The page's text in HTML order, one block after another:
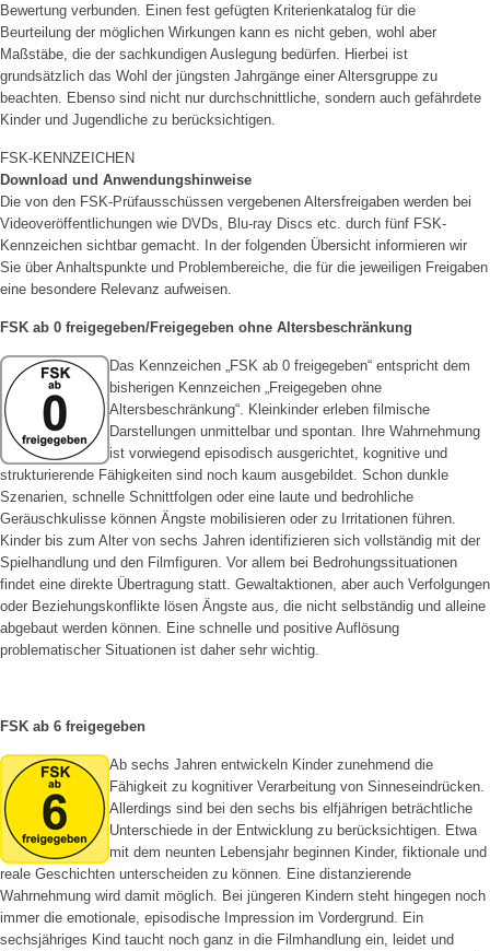
Bewertung verbunden. Einen fest gefügten Kriterienkatalog für die
Beurteilung der möglichen Wirkungen kann es nicht geben, wohl aber
Maßstäbe, die der sachkundigen Auslegung bedürfen. Hierbei ist
grundsätzlich das Wohl der jüngsten Jahrgänge einer Altersgruppe zu
beachten. Ebenso sind nicht nur durchschnittliche, sondern auch gefährdete
Kinder und Jugendliche zu berücksichtigen.
FSK-KENNZEICHEN
Download und Anwendungshinweise
Die von den FSK-Prüfausschüssen vergebenen Altersfreigaben werden bei
Videoveröffentlichungen wie DVDs, Blu-ray Discs etc. durch fünf FSK-
Kennzeichen sichtbar gemacht. In der folgenden Übersicht informieren wir
Sie über Anhaltspunkte und Problembereiche, die für die jeweiligen Freigaben
eine besondere Relevanz aufweisen.
FSK ab 0 freigegeben/Freigegeben ohne Altersbeschränkung
Das Kennzeichen „FSK ab 0 freigegeben“ entspricht dem
bisherigen Kennzeichen „Freigegeben ohne
Altersbeschränkung“. Kleinkinder erleben filmische
Darstellungen unmittelbar und spontan. Ihre Wahrnehmung
ist vorwiegend episodisch ausgerichtet, kognitive und
strukturierende Fähigkeiten sind noch kaum ausgebildet. Schon dunkle
Szenarien, schnelle Schnittfolgen oder eine laute und bedrohliche
Geräuschkulisse können Ängste mobilisieren oder zu Irritationen führen.
Kinder bis zum Alter von sechs Jahren identifizieren sich vollständig mit der
Spielhandlung und den Filmfiguren. Vor allem bei Bedrohungssituationen
findet eine direkte Übertragung statt. Gewaltaktionen, aber auch Verfolgungen
oder Beziehungskonflikte lösen Ängste aus, die nicht selbständig und alleine
abgebaut werden können. Eine schnelle und positive Auflösung
problematischer Situationen ist daher sehr wichtig.
FSK ab 6 freigegeben
Ab sechs Jahren entwickeln Kinder zunehmend die
Fähigkeit zu kognitiver Verarbeitung von Sinneseindrücken.
Allerdings sind bei den sechs bis elfjährigen beträchtliche
Unterschiede in der Entwicklung zu berücksichtigen. Etwa
mit dem neunten Lebensjahr beginnen Kinder, fiktionale und
reale Geschichten unterscheiden zu können. Eine distanzierende
Wahrnehmung wird damit möglich. Bei jüngeren Kindern steht hingegen noch
immer die emotionale, episodische Impression im Vordergrund. Ein
sechsjähriges Kind taucht noch ganz in die Filmhandlung ein, leidet und